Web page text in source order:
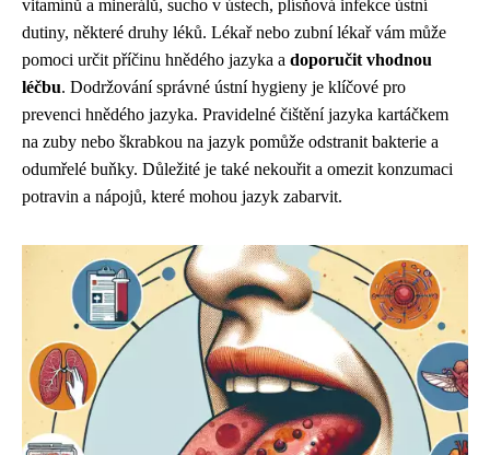
vitamínů a minerálů, sucho v ústech, plísňová infekce ústní
dutiny, některé druhy léků. Lékař nebo zubní lékař vám může
pomoci určit příčinu hnědého jazyka a doporučit vhodnou
léčbu. Dodržování správné ústní hygieny je klíčové pro
prevenci hnědého jazyka. Pravidelné čištění jazyka kartáčkem
na zuby nebo škrabkou na jazyk pomůže odstranit bakterie a
odumřelé buňky. Důležité je také nekouřit a omezit konzumaci
potravin a nápojů, které mohou jazyk zabarvit.